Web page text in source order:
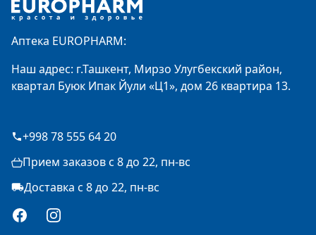
Аптека EUROPHARM:
Наш адрес: г.Ташкент, Мирзо Улугбекский район,
квартал Буюк Ипак Йули «Ц1», дом 26 квартира 13.
+998 78 555 64 20
Прием заказов с 8 до 22, пн-вс
Доставка с 8 до 22, пн-вс
FacebookInstagram